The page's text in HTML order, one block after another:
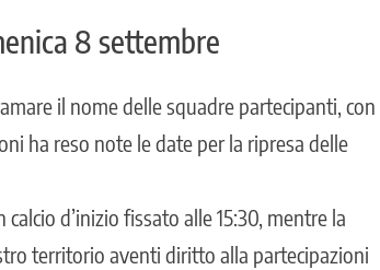
8 settembre
il nome delle squadre partecipanti, con
ha reso note le date per la ripresa delle
d’inizio fissato alle 15:30, mentre la
territorio aventi diritto alla partecipazioni